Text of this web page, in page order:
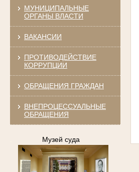
МУНИЦИПАЛЬНЫЕ
ОРГАНЫ ВЛАСТИ
ВАКАНСИИ
ПРОТИВОДЕЙСТВИЕ
КОРРУПЦИИ
ОБРАЩЕНИЯ ГРАЖДАН
ВНЕПРОЦЕССУАЛЬНЫЕ
ОБРАЩЕНИЯ
Музей суда